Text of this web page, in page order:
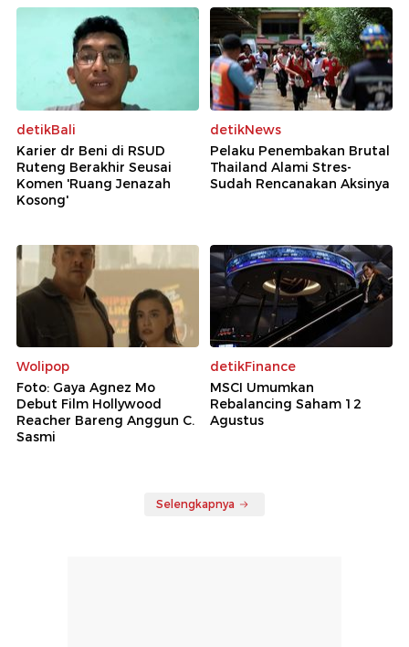
detikBali
Karier dr Beni di RSUD
Ruteng Berakhir Seusai
Komen 'Ruang Jenazah
Kosong'
detikNews
Pelaku Penembakan Brutal
Thailand Alami Stres-
Sudah Rencanakan Aksinya
Wolipop
Foto: Gaya Agnez Mo
Debut Film Hollywood
Reacher Bareng Anggun C.
Sasmi
detikFinance
MSCI Umumkan
Rebalancing Saham 12
Agustus
Selengkapnya